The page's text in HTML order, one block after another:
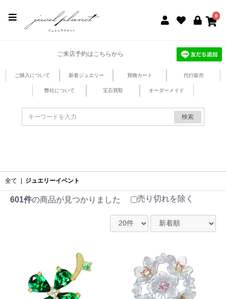
0
ご来店予約はこちらから
ご購入について 新着ジュエリー 買物カート 代行販売
弊社について 宝石買取 オーダーメイド
検索
全て ジュエリーイベント
601件の商品が見つかりました 売り切れを除く